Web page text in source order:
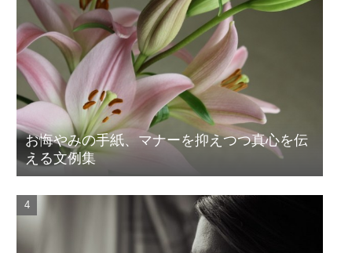
お悔やみの手紙、マナーを抑えつつ真心を伝
える文例集